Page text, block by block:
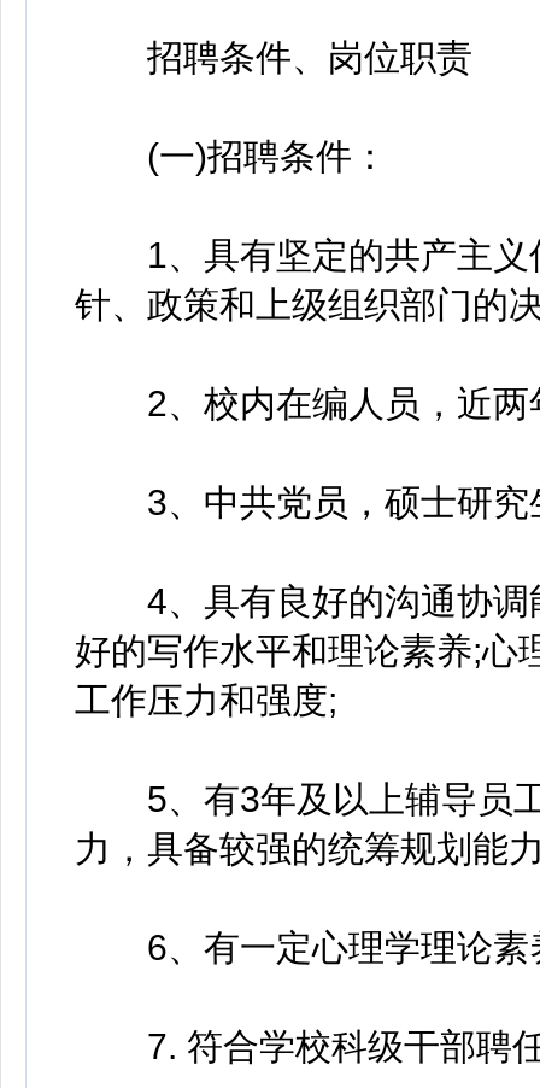
招聘条件、岗位职责
(一)招聘条件：
1、具有坚定的共产主义
针、政策和上级组织部门的
2、校内在编人员，近两
3、中共党员，硕士研究
4、具有良好的沟通协调
好的写作水平和理论素养;心
工作压力和强度;
5、有3年及以上辅导员工
力，具备较强的统筹规划能
6、有一定心理学理论素
7. 符合学校科级干部聘